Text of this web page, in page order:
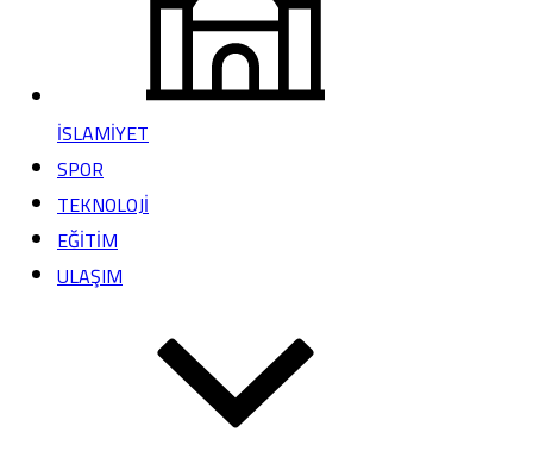
İSLAMİYET
SPOR
TEKNOLOJİ
EĞİTİM
ULAŞIM